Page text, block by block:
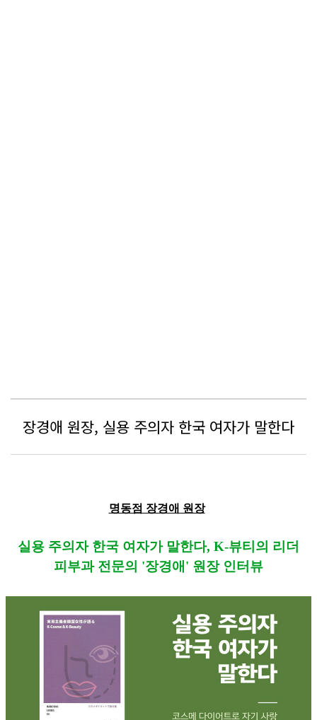
장경애 원장, 실용 주의자 한국 여자가 말한다
명동점 장경애 원장
실용 주의자 한국 여자가 말한다, K-뷰티의 리더
피부과 전문의 '장경애' 원장 인터뷰